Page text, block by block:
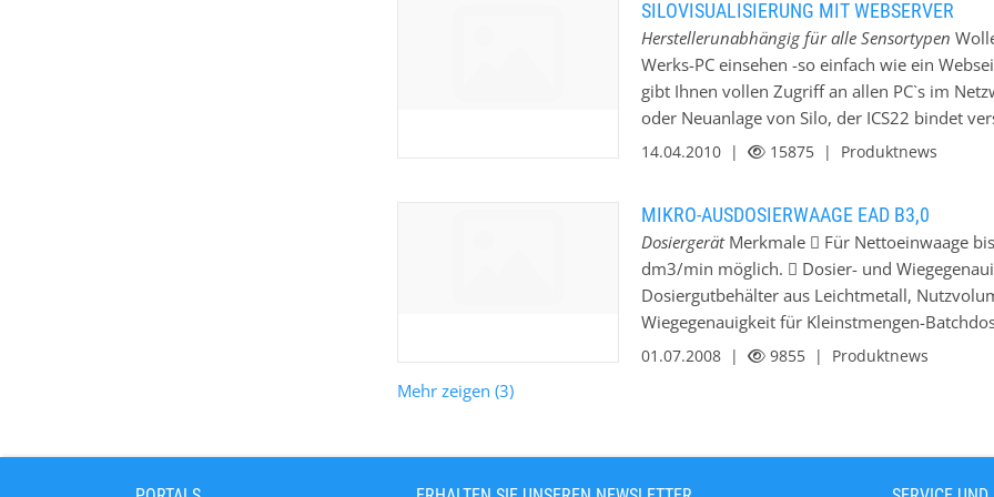
zusätzliches Softwaretolls parametrierbar.
es ideal für Modernisierungen geeignet und
notwendig. Die Auswerteelektronik ist
Siloverwiegung geeignet durch einfachen
die Ersatzteilhaltung aller Wiegeelektroniken
SILOVISUALISIERUNG MIT WEBSERVER
Herstellerunabhängig für alle Sensortypen
Werks-PC einsehen -so einfach wie ein
gibt Ihnen vollen Zugriff an allen PC`s im
oder Neuanlage von Silo, der ICS22 bindet
und alle Arten von Sensortypen ( Radar,
Meldedaten über Email/SMS absetzbar.
verfügbar. Bestens geeignet auch für
Einfachst auch nachrüstbar!
14.04.2010 | 15875 | Produktnews
MIKRO-AUSDOSIERWAAGE EAD B3,0
DosiergerätMerkmale  Für Nettoeinwaage
dm3/min möglich.  Dosier- und
Dosiergutbehälter aus Leichtmetall,
Wiegegenauigkeit für Kleinstmengen-
Optimales Tara- / Nettoverhältnis.  Absolute
laborgenaue Dosierung von pulver- und
01.07.2008 | 9855 | Produktnews
Mehr zeigen (3)